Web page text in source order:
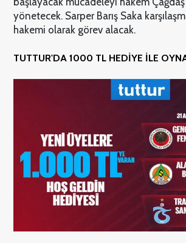
yönetecek. Sarper Barış Saka
hakemi olarak görev alacak.
TUTTUR'DA 1000 TL HEDİYE İLE